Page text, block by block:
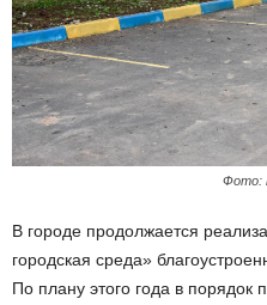
Фото:
В городе продолжается
городская среда»
По плану этого года в порядок